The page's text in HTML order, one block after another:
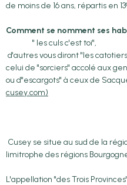
de moins de 16 ans, répartis en
Comment se nomment ses
" les culs c'est toi",
d'autres vous diront "les
celui de "sorciers" accolé aux
ou d"escargots" à ceux de
cusey.com)
Cusey se situe au sud de la
limitrophe des régions
L'appellation "des Trois